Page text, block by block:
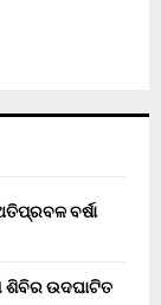
ବର୍ଷା
ଶିବିର ଉଦଘାଟିତ